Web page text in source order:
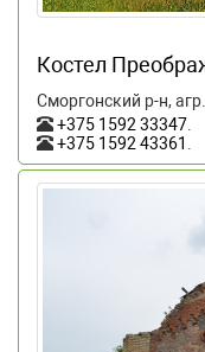
Костел
Сморгонский р-н,
+375 1592 33347
+375 1592 43361